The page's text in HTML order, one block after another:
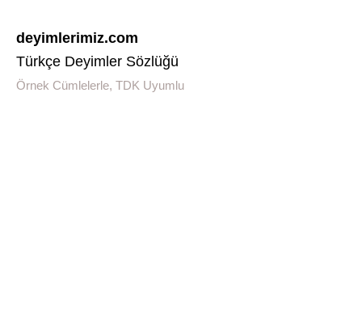
deyimlerimiz.com
Türkçe Deyimler Sözlüğü
Örnek Cümlelerle, TDK Uyumlu